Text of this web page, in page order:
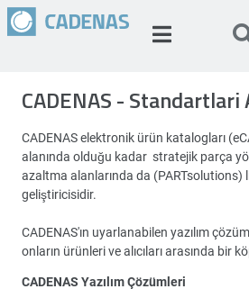
CADENAS -
CADENAS elektronik ürün katalogları
alanında olduğu kadar stratejik parça
azaltma alanlarında da (PARTsolutions)
geliştiricisidir.
CADENAS'ın uyarlanabilen yazılım
onların ürünleri ve alıcıları arasında bir
CADENAS Yazılım Çözümleri